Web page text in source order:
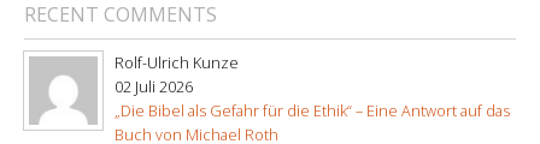
RECENT COMMENTS
Rolf-Ulrich Kunze
02 Juli 2026
„Die Bibel als Gefahr für die Ethik“ – Eine Antwort auf das
Buch von Michael Roth